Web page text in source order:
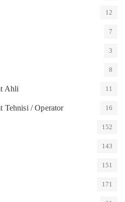
12
7
3
8
Ahli 11
Tehnisi / Operator 16
152
143
151
171